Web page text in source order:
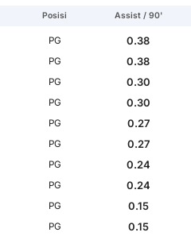
Posisi Assist / 90'
PG
0.38
PG
0.38
PG
0.30
PG
0.30
PG
0.27
PG
0.27
PG
0.24
PG
0.24
PG
0.15
PG
0.15